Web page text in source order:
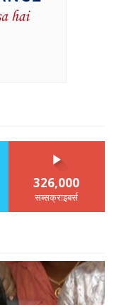
326,000
सब्सक्राइबर्स